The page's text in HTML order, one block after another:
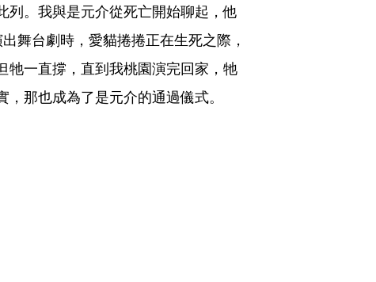
列。我與是元介從死亡開始聊起，他
舞台劇時，愛貓捲捲正在生死之際，
牠一直撐，直到我桃園演完回家，牠
那也成為了是元介的通過儀式。